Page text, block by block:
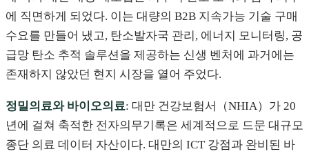
에 직면하게 되었다. 이는 대량의 B2B 지속가능 기술 구매
수요를 만들어 냈고, 탄소발자국 관리, 에너지 모니터링, 공
급망 탄소 추적 솔루션을 제공하는 신생 벤처에 과거에는
존재하지 않았던 현지 시장을 열어 주었다.
정밀의료와 바이오의료: 대만 건강보험서（NHIA）가 20
년에 걸쳐 축적한 전자의무기록은 세계적으로 드문 대규모
종단 의료 데이터 자산이다. 대만의 ICT 강점과 완비된 바